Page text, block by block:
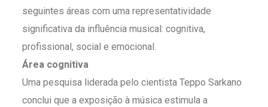
seguintes áreas com uma representatividade
significativa da influência musical: cognitiva,
profissional, social e emocional.
Área cognitiva
Uma pesquisa liderada pelo cientista Teppo Sarkano
conclui que a exposição à música estimula a